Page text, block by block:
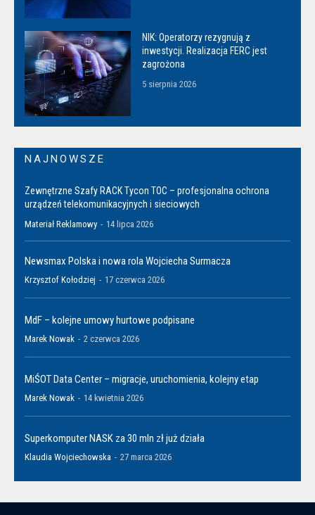
NIK: Operatorzy rezygnują z
inwestycji. Realizacja FERC jest
zagrożona
5 sierpnia 2026
NAJNOWSZE
Zewnętrzne Szafy RACK Tycon TOC – profesjonalna ochrona
urządzeń telekomunikacyjnych i sieciowych
Materiał Reklamowy - 14 lipca 2026
Newsmax Polska i nowa rola Wojciecha Surmacza
Krzysztof Kołodziej - 17 czerwca 2026
MdF – kolejne umowy hurtowe podpisane
Marek Nowak - 2 czerwca 2026
MiŚOT Data Center – migracje, uruchomienia, kolejny etap
Marek Nowak - 14 kwietnia 2026
Superkomputer NASK za 30 mln zł już działa
Klaudia Wojciechowska - 27 marca 2026